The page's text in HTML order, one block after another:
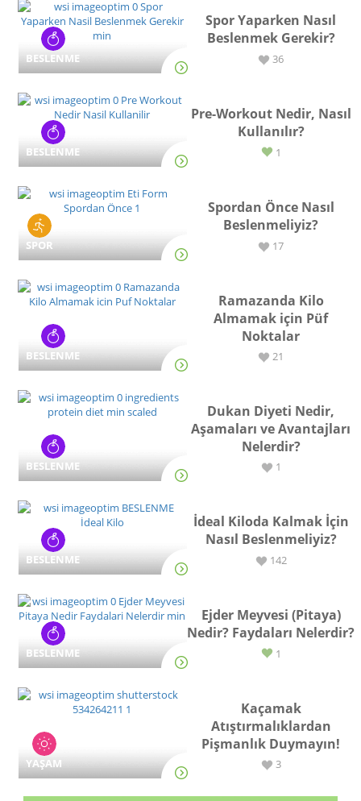
BESLENME
Spor Yaparken Nasıl
Beslenmek Gerekir?
36
BESLENME
Pre-Workout Nedir, Nasıl
Kullanılır?
1
SPOR
Spordan Önce Nasıl
Beslenmeliyiz?
17
BESLENME
Ramazanda Kilo
Almamak için Püf
Noktalar
21
BESLENME
Dukan Diyeti Nedir,
Aşamaları ve Avantajları
Nelerdir?
1
BESLENME
İdeal Kiloda Kalmak İçin
Nasıl Beslenmeliyiz?
142
BESLENME
Ejder Meyvesi (Pitaya)
Nedir? Faydaları Nelerdir?
1
YAŞAM
Kaçamak
Atıştırmalıklardan
Pişmanlık Duymayın!
3